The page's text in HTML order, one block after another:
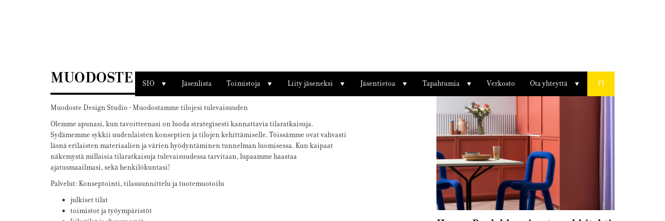
SIO Jäsenlista Toimistoja Liity jäseneksi Jäsentietoa Tapahtumia Verkosto Ota yhteyttä FI
MUODOSTE OY
Muodoste Design Studio ∙ Muodostamme tilojesi tulevaisuuden
Olemme apunasi, kun tavoitteenasi on luoda strategisesti kannattavia tilaratkaisuja.
Sydämemme sykkii uudenlaisten konseptien ja tilojen kehittämiselle. Töissämme ovat vahvasti
läsnä erilaisten materiaalien ja värien hyödyntäminen tunnelman luomisessa. Kun kaipaat
näkemystä millaisia tilaratkaisuja tulevaisuudessa tarvitaan, lupaamme haastaa
ajatusmaailmasi, sekä henkilökuntasi!
Palvelut: Konseptointi, tilasuunnittelu ja tuotemuotoilu
julkiset tilat
toimistot ja työympäristöt